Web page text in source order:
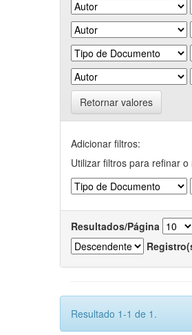
Retornar valores
Adicionar filtros:
Utilizar filtros para refinar
Resultados/Página
Resultado 1-1 de 1.